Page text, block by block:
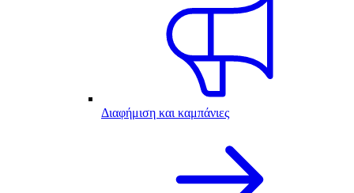
Διαφήμιση και καμπάνιες